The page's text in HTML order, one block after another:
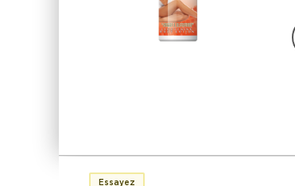
Essayez